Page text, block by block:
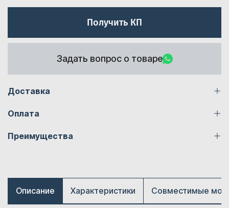
Получить КП
Задать вопрос о товаре
Доставка
Оплата
Преимущества
Описание Характеристики Совместимые